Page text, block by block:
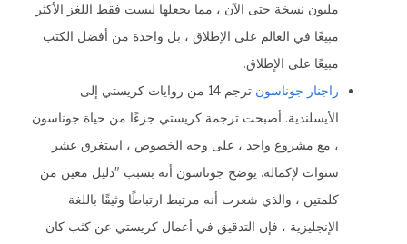
مليون نسخة حتى الآن ، مما يجعلها ليست فقط اللغز الأكثر
مبيعًا في العالم على الإطلاق ، بل واحدة من أفضل الكتب
مبيعًا على الإطلاق.
راجنار جوناسون
ترجم 14 من روايات كريستي إلى
الأيسلندية. أصبحت ترجمة كريستي جزءًا من حياة جوناسون
، مع مشروع واحد ، على وجه الخصوص ، استغرق عشر
سنوات لإكماله. يوضح جوناسون أنه بسبب "دليل معين من
كلمتين ، والذي شعرت أنه مرتبط ارتباطًا وثيقًا باللغة
الإنجليزية ، فإن التدقيق في أعمال كريستي عن كثب كان